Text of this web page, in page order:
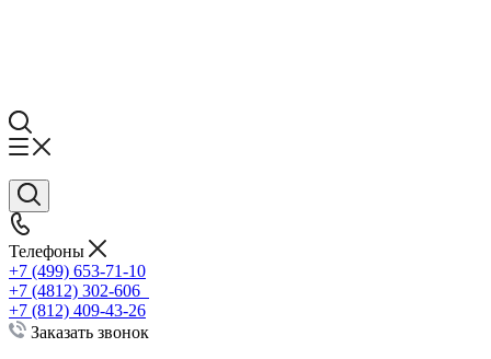
Телефоны
+7 (499) 653-71-10
+7 (4812) 302-606
+7 (812) 409-43-26
Заказать звонок